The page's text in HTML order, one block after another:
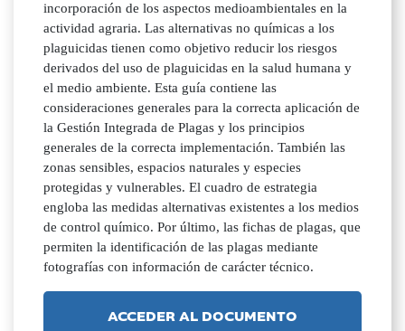
incorporación de los aspectos medioambientales en la
actividad agraria. Las alternativas no químicas a los
plaguicidas tienen como objetivo reducir los riesgos
derivados del uso de plaguicidas en la salud humana y
el medio ambiente. Esta guía contiene las
consideraciones generales para la correcta aplicación de
la Gestión Integrada de Plagas y los principios
generales de la correcta implementación. También las
zonas sensibles, espacios naturales y especies
protegidas y vulnerables. El cuadro de estrategia
engloba las medidas alternativas existentes a los medios
de control químico. Por último, las fichas de plagas, que
permiten la identificación de las plagas mediante
fotografías con información de carácter técnico.
ACCEDER AL DOCUMENTO